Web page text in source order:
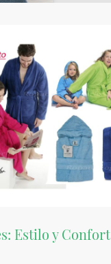
Estilo y Confort